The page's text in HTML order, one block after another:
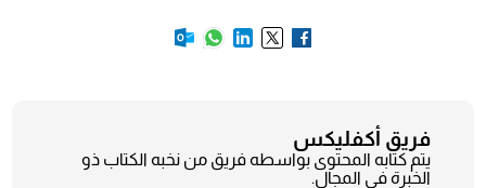
فريق أكفليكس
يتم كتابه المحتوى بواسطه فريق من نخبه الكتاب ذو
الخبرة فى المجال.